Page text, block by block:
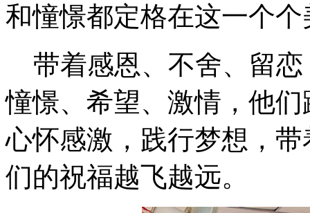
和憧憬都定格在这一个
带着感恩、不舍、留恋
憧憬、希望、激情，他
心怀感激，践行梦想，
们的祝福越飞越远。